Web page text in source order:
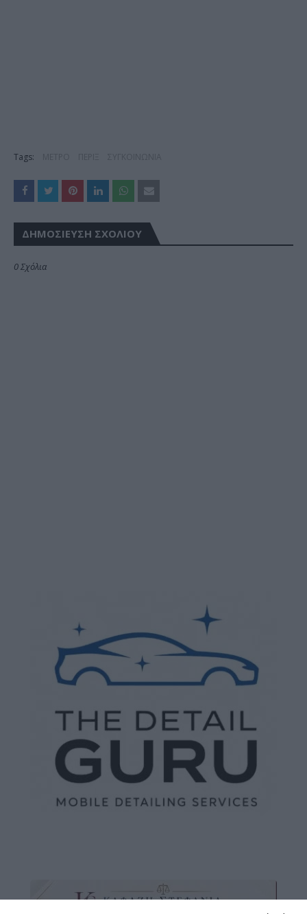
Tags:
ΔΗΜΟΣΊΕΥΣΗ ΣΧΟΛΊΟΥ
0 Σχόλια